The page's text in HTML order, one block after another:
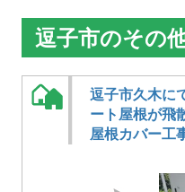
逗子市のその
逗子市久木に
ート屋根が飛
屋根カバー工